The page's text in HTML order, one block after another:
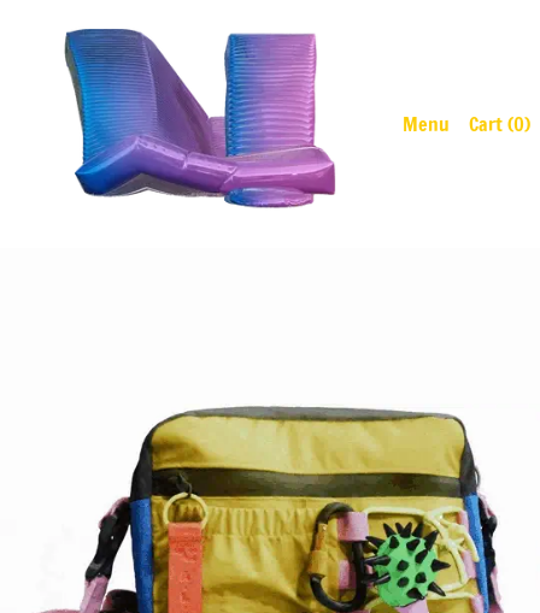
Menu Cart (0)